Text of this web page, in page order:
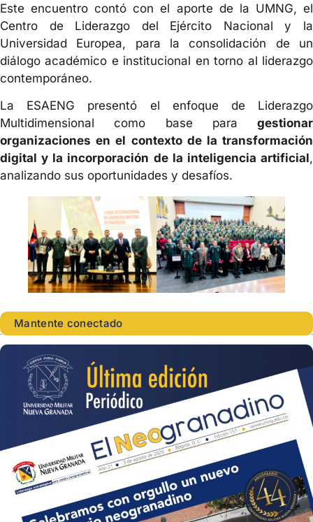
Este encuentro contó con el aporte de la UMNG, el
Centro de Liderazgo del Ejército Nacional y la
Universidad Europea, para la consolidación de un
diálogo académico e institucional en torno al liderazgo
contemporáneo.
La ESAENG presentó el enfoque de Liderazgo
Multidimensional como base para gestionar
organizaciones en el contexto de la transformación
digital y la incorporación de la inteligencia artificial,
analizando sus oportunidades y desafíos.
Mantente conectado